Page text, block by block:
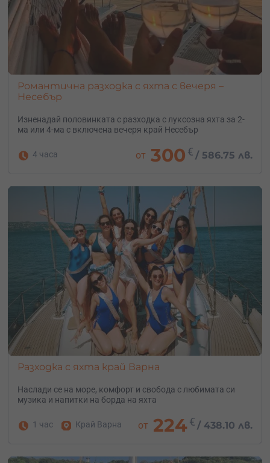
Романтична разходка с яхта с вечеря –
Несебър
Изненадай половинката с разходка с луксозна яхта за 2-
ма или 4-ма с включена вечеря край Несебър
4 часа от 300 € /586.75 лв.
Разходка с яхта край Варна
Наслади се на море, комфорт и свобода с любимата си
музика и напитки на борда на яхта
1 час Край Варна от 224€ /438.10 лв.